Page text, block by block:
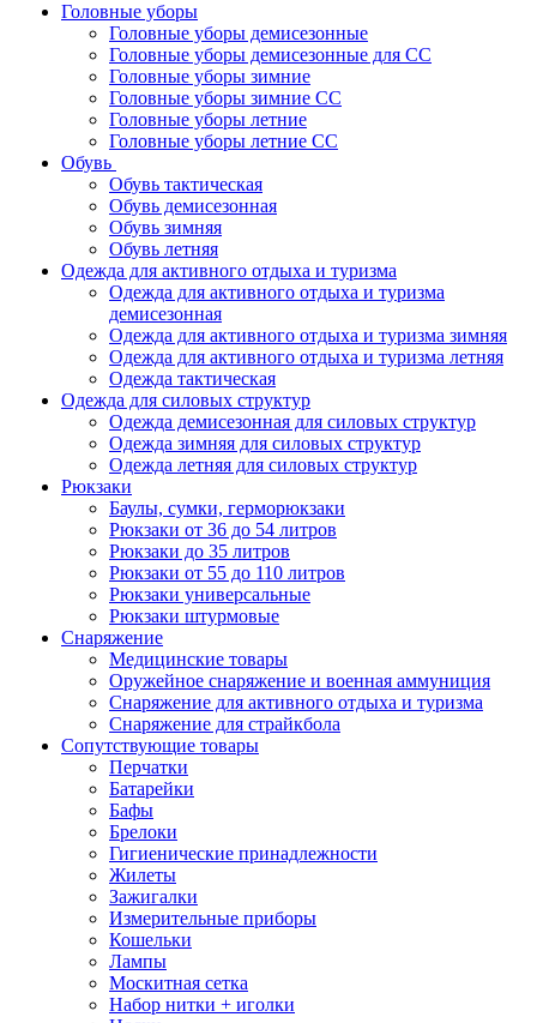
Головные уборы
Головные уборы демисезонные
Головные уборы демисезонные для СС
Головные уборы зимние
Головные уборы зимние СС
Головные уборы летние
Головные уборы летние СС
Обувь
Обувь тактическая
Обувь демисезонная
Обувь зимняя
Обувь летняя
Одежда для активного отдыха и туризма
Одежда для активного отдыха и туризма
демисезонная
Одежда для активного отдыха и туризма зимняя
Одежда для активного отдыха и туризма летняя
Одежда тактическая
Одежда для силовых структур
Одежда демисезонная для силовых структур
Одежда зимняя для силовых структур
Одежда летняя для силовых структур
Рюкзаки
Баулы, сумки, герморюкзаки
Рюкзаки от 36 до 54 литров
Рюкзаки до 35 литров
Рюкзаки от 55 до 110 литров
Рюкзаки универсальные
Рюкзаки штурмовые
Снаряжение
Медицинские товары
Оружейное снаряжение и военная аммуниция
Снаряжение для активного отдыха и туризма
Снаряжение для страйкбола
Сопутствующие товары
Перчатки
Батарейки
Бафы
Брелоки
Гигиенические принадлежности
Жилеты
Зажигалки
Измерительные приборы
Кошельки
Лампы
Москитная сетка
Набор нитки + иголки